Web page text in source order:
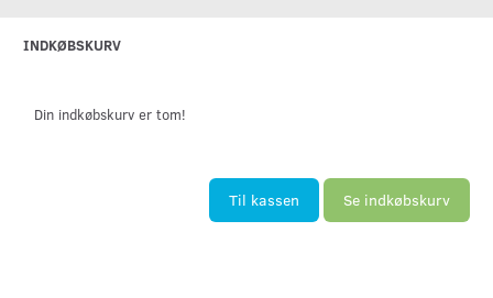
INDKØBSKURV
Din indkøbskurv er tom!
Til kassen Se indkøbskurv